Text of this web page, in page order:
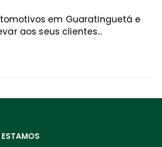
em Guaratinguetá e
aos seus clientes...